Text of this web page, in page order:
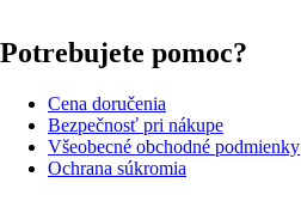
Potrebujete pomoc?
Cena doručenia
Bezpečnosť pri nákupe
Všeobecné obchodné podmienky
Ochrana súkromia